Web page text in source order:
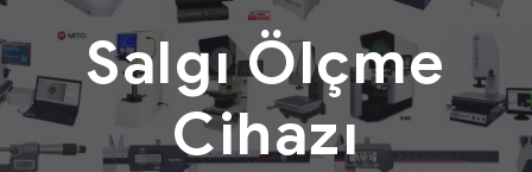
Salgı Ölçme
Cihazı